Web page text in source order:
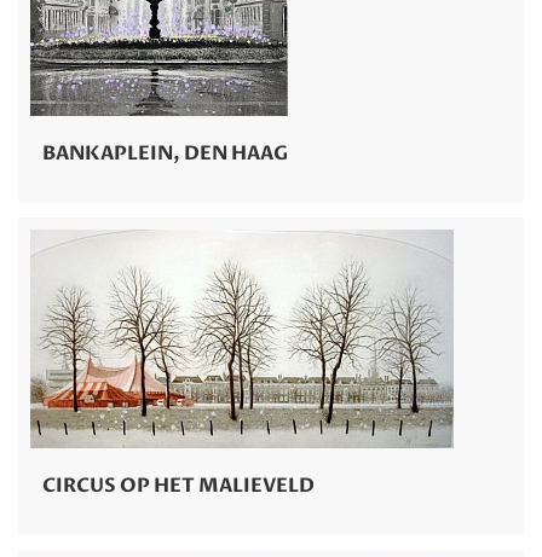
BANKAPLEIN, DEN HAAG
CIRCUS OP HET MALIEVELD